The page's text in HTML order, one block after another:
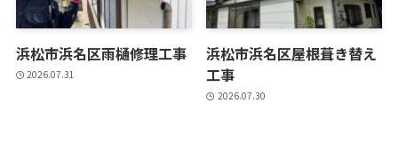
浜松市浜名区雨樋修理工事
2026.07.31
浜松市浜名区屋根葺き替え
工事
2026.07.30